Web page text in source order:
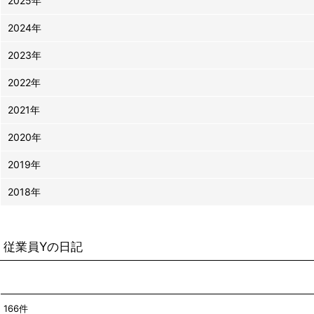
従業員Yの日記
166件
2024年
2023年
2022年
2021年
2020年
2019年
2018年